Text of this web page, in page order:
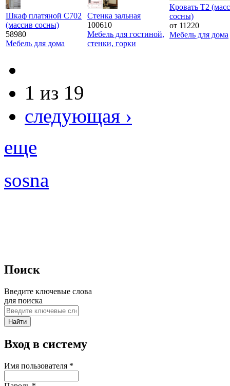
Шкаф платяной С702
(массив сосны)
58980
Мебель для дома
Стенка зальная
100610
Мебель для гостиной,
стенки, горки
Кровать Т2
сосны)
от 11220
Мебель для дома
1 из 19
следующая ›
еще
sosna
Поиск
Введите ключевые слова
для поиска
Вход в систему
Имя пользователя *